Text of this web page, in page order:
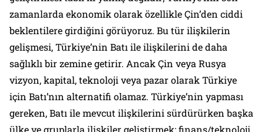
zamanlarda ekonomik olarak özellikle Çin’den ciddi
beklentilere girdiğini görüyoruz. Bu tür ilişkilerin
gelişmesi, Türkiye’nin Batı ile ilişkilerini de daha
sağlıklı bir zemine getirir. Ancak Çin veya Rusya
vizyon, kapital, teknoloji veya pazar olarak Türkiye
için Batı’nın alternatifi olamaz. Türkiye’nin yapması
gereken, Batı ile mevcut ilişkilerini sürdürürken başka
ülke ve gruplarla ilişkiler geliştirmek; finans/teknoloji